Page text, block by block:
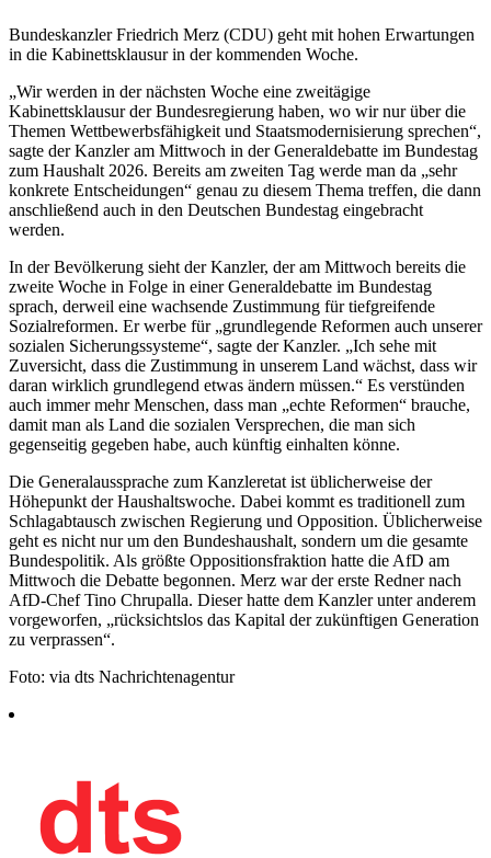
Bundeskanzler Friedrich Merz (CDU) geht mit hohen Erwartungen
in die Kabinettsklausur in der kommenden Woche.
„Wir werden in der nächsten Woche eine zweitägige
Kabinettsklausur der Bundesregierung haben, wo wir nur über die
Themen Wettbewerbsfähigkeit und Staatsmodernisierung sprechen“,
sagte der Kanzler am Mittwoch in der Generaldebatte im Bundestag
zum Haushalt 2026. Bereits am zweiten Tag werde man da „sehr
konkrete Entscheidungen“ genau zu diesem Thema treffen, die dann
anschließend auch in den Deutschen Bundestag eingebracht
werden.
In der Bevölkerung sieht der Kanzler, der am Mittwoch bereits die
zweite Woche in Folge in einer Generaldebatte im Bundestag
sprach, derweil eine wachsende Zustimmung für tiefgreifende
Sozialreformen. Er werbe für „grundlegende Reformen auch unserer
sozialen Sicherungssysteme“, sagte der Kanzler. „Ich sehe mit
Zuversicht, dass die Zustimmung in unserem Land wächst, dass wir
daran wirklich grundlegend etwas ändern müssen.“ Es verstünden
auch immer mehr Menschen, dass man „echte Reformen“ brauche,
damit man als Land die sozialen Versprechen, die man sich
gegenseitig gegeben habe, auch künftig einhalten könne.
Die Generalaussprache zum Kanzleretat ist üblicherweise der
Höhepunkt der Haushaltswoche. Dabei kommt es traditionell zum
Schlagabtausch zwischen Regierung und Opposition. Üblicherweise
geht es nicht nur um den Bundeshaushalt, sondern um die gesamte
Bundespolitik. Als größte Oppositionsfraktion hatte die AfD am
Mittwoch die Debatte begonnen. Merz war der erste Redner nach
AfD-Chef Tino Chrupalla. Dieser hatte dem Kanzler unter anderem
vorgeworfen, „rücksichtslos das Kapital der zukünftigen Generation
zu verprassen“.
Foto: via dts Nachrichtenagentur